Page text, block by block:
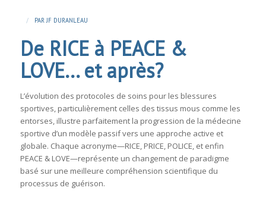
/ PAR JF DURANLEAU
De RICE à PEACE &
LOVE… et après?
L’évolution des protocoles de soins pour les blessures
sportives, particulièrement celles des tissus mous comme les
entorses, illustre parfaitement la progression de la médecine
sportive d’un modèle passif vers une approche active et
globale. Chaque acronyme—RICE, PRICE, POLICE, et enfin
PEACE & LOVE—représente un changement de paradigme
basé sur une meilleure compréhension scientifique du
processus de guérison.